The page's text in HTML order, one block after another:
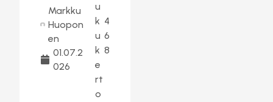
Markku
Huopon
en
01.07.2
026
u
k
u
k
e
rt
o
4
6
8